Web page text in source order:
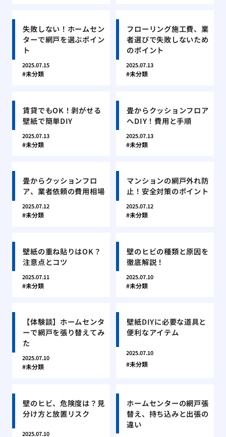
失敗しない！ホームセン
ターで網戸を選ぶポイン
ト
2025.07.15
未分類
フローリング施工費、業
者選びで失敗しないため
のポイント
2025.07.13
未分類
賃貸でもOK！剥がせる
壁紙で簡単DIY
2025.07.13
未分類
畳からクッションフロア
へDIY！費用と手順
2025.07.13
未分類
畳からクッションフロ
ア、業者依頼の費用相場
2025.07.12
未分類
マンションの網戸外れ防
止！安全対策のポイント
2025.07.12
未分類
壁紙の重ね貼りはOK？
注意点とコツ
2025.07.11
未分類
壁のヒビの種類と原因を
徹底解説！
2025.07.10
未分類
【体験談】ホームセンタ
ーで網戸を張り替えてみ
た
2025.07.10
未分類
壁紙DIYに必要な道具と
便利なアイテム
2025.07.10
未分類
壁のヒビ、危険度は？見
分け方と放置リスク
2025.07.10
ホームセンターの網戸張
替え、持ち込みと出張の
違い